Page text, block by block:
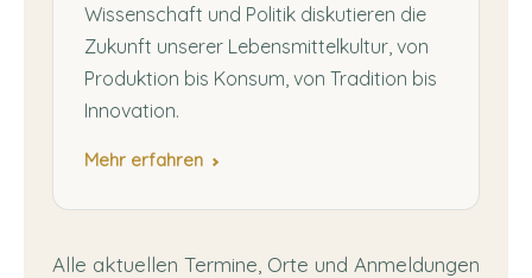
Wissenschaft und Politik diskutieren die
Zukunft unserer Lebensmittelkultur, von
Produktion bis Konsum, von Tradition bis
Innovation.
Mehr erfahren
Alle aktuellen Termine, Orte und Anmeldungen